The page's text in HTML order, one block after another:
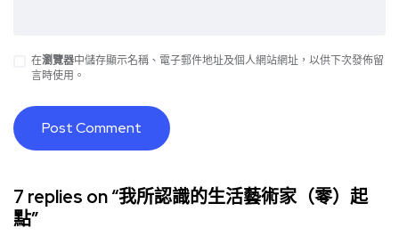
在瀏覽器中儲存顯示名稱、電子郵件地址及個人網站網址，以供下次發佈留
言時使用。
7 replies on “我所認識的生活藝術家（零）起
點”